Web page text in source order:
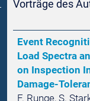
Vorträge des
Event
Load Spectra
on Inspection
Damage-
F. Runge, S.